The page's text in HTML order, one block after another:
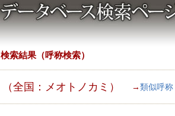
検索結果（呼称検索）
（全国：メオトノカミ） → 類似呼称